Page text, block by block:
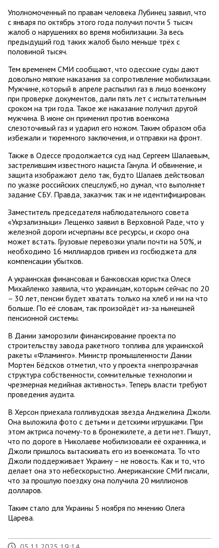
Уполномоченный по правам человека Лубинец заявил, что
с января по октябрь этого года получил почти 5 тысяч
жалоб о нарушениях во время мобилизации. За весь
предыдущий год таких жалоб было меньше трёх с
половиной тысяч.
Тем временем СМИ сообщают, что одесские суды дают
довольно мягкие наказания за сопротивление мобилизации.
Мужчине, который в апреле распылил газ в лицо военкому
при проверке документов, дали пять лет с испытательным
сроком на три года. Такое же наказание получил другой
мужчина. В июне он применил против военкома
слезоточивый газ и ударил его ножом. Таким образом оба
избежали и тюремного заключения, и отправки на фронт.
Также в Одессе продолжается суд над Сергеем Шалаевым,
застрелившим известного нациста Ганула. И обвинение, и
защита изображают дело так, будто Шалаев действовал
по указке российских спецслужб, но думал, что выполняет
задание СБУ. Правда, заказчик так и не идентифицирован.
Заместитель председателя наблюдательного совета
«Укрзализныци» Лещенко заявил в Верховной Раде, что у
железной дороги исчерпаны все ресурсы, и скоро она
может встать. Грузовые перевозки упали почти на 50%, и
необходимо 16 миллиардов гривен из госбюджета для
компенсации убытков.
А украинская финансовая и банковская юристка Олеся
Михайленко заявила, что украинцам, которым сейчас по 20
– 30 лет, пенсии будет хватать только на хлеб и ни на что
больше. По её словам, так произойдёт из-за нынешней
пенсионной системы.
В Дании заморозили финансирование проекта по
строительству завода ракетного топлива для украинской
ракеты «Фламинго». Министр промышленности Дании
Мортен Бёдсков отметил, что у проекта «непрозрачная
структура собственности, сомнительные технологии и
чрезмерная медийная активность». Теперь власти требуют
проведения аудита.
В Херсон приехала голливудская звезда Анджелина Джоли.
Она выложила фото с детьми и детскими игрушками. При
этом актриса почему-то в бронежилете, а дети нет. Пишут,
что по дороге в Николаеве мобилизовали её охранника, и
Джоли пришлось вытаскивать его из военкомата. То что
Джоли поддерживает Украину – не новость. Как и то, что
делает она это небескорыстно. Американские СМИ писали,
что за прошлую поездку она получила 20 миллионов
долларов.
Таким стало для Украины 5 ноября по мнению Олега
Царева.